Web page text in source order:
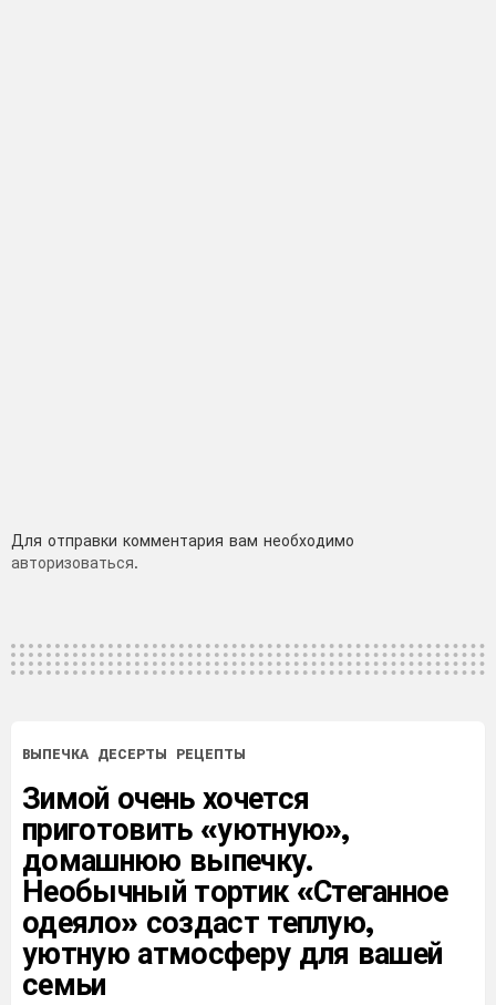
Добавить
комментарий
Для отправки комментария вам необходимо
авторизоваться.
ВЫПЕЧКА ДЕСЕРТЫ РЕЦЕПТЫ
Зимой очень хочется
приготовить «уютную»,
домашнюю выпечку.
Необычный тортик «Стеганное
одеяло» создаст теплую,
уютную атмосферу для вашей
семьи